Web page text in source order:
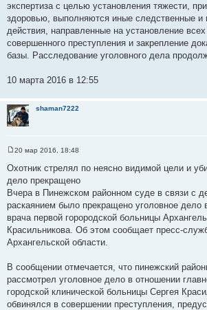
экспертиза с целью установления тяжести,
здоровью, выполняются иные следственные и
действия, направленные на установление всех
совершенного преступления и закрепление
базы. Расследование уголовного дела
10 марта 2016 в 12:55
shaman7222
о
б
е
н
е
20 мар 2016, 18:48
Охотник стрелял по неясно видимой цели и
дело прекращено
Вчера в Пинежском районном суде в связи с
раскаянием было прекращено уголовное дело
врача первой горородской больницы
Красильникова. Об этом сообщает пресс-
Архангельской области.
В сообщении отмечается, что пинежский
рассмотрел уголовное дело в отношении
городской клинической больницы Сергея
обвинялся в совершении преступления,